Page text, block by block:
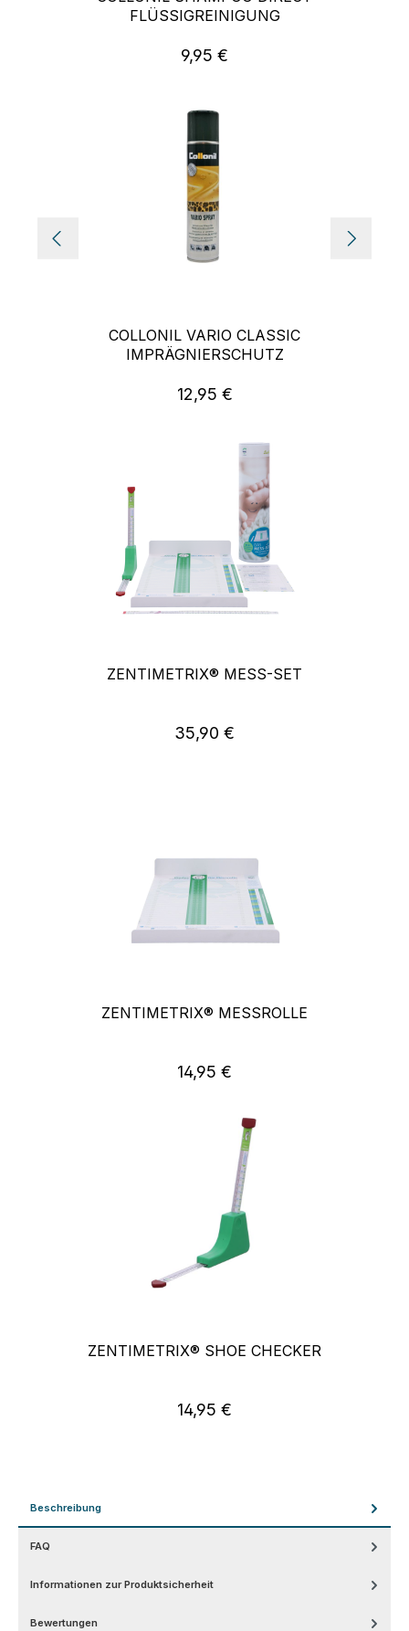
FLÜSSIGREINIGUNG
Regulärer Preis:
9,95 €
COLLONIL VARIO CLASSIC
IMPRÄGNIERSCHUTZ
Regulärer Preis:
12,95 €
ZENTIMETRIX® MESS-SET
Regulärer Preis:
35,90 €
ZENTIMETRIX® MESSROLLE
Regulärer Preis:
14,95 €
ZENTIMETRIX® SHOE CHECKER
Regulärer Preis:
14,95 €
Beschreibung
FAQ
Informationen zur Produktsicherheit
Bewertungen